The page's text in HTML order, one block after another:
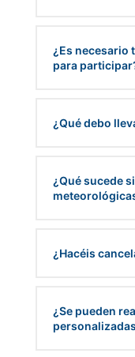
¿Es necesario
para
¿Qué debo
¿Qué sucede
¿Hacéis
¿Se pueden